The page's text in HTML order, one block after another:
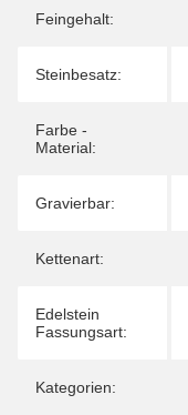
Feingehalt:
Steinbesatz:
Farbe -
Material:
Gravierbar:
Kettenart:
Edelstein
Fassungsart:
Kategorien: